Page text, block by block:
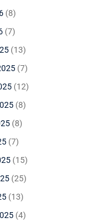
(8)
(7)
(13)
(7)
(12)
(8)
(8)
(7)
(15)
(25)
(13)
(4)